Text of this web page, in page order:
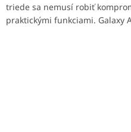
triede sa nemusí robiť
praktickými funkciami. Galaxy